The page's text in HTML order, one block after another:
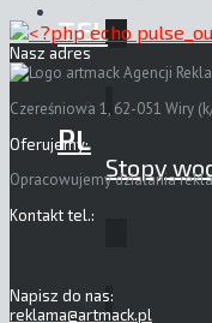
Stopy
TEL
PL
Nasz adres
Czereśniowa 1, 62-051 Wiry
Oferujemy:
Opracowujemy działania
Kontakt tel.:
Napisz do nas:
reklama@artmack.pl